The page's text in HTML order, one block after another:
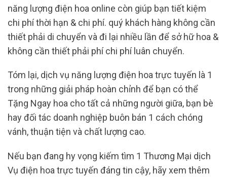
năng lượng điện hoa online còn giúp bạn tiết kiệm
chi phí thời hạn & chi phí. quý khách hàng không cần
thiết phải di chuyển và đi lại nhiều lần để sở hữ hoa &
không cần thiết phải phí chi phí luân chuyển.
Tóm lại, dịch vụ năng lượng điện hoa trực tuyến là 1
trong những giải pháp hoàn chỉnh để bạn có thể
Tặng Ngay hoa cho tất cả những người giữa, bạn bè
hay đối tác doanh nghiệp buôn bán 1 cách chóng
vánh, thuận tiện và chất lượng cao.
Nếu bạn đang hy vọng kiếm tìm 1 Thương Mại dịch
Vụ điện hoa trực tuyến đáng tin cậy, hãy xem thêm